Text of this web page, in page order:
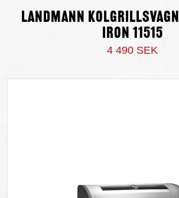
Landmann Kolgrillsvagn
Iron 11515
4 490 SEK